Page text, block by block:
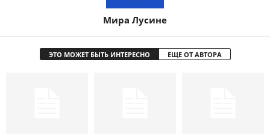
Мира Лусине
ЭТО МОЖЕТ БЫТЬ ИНТЕРЕСНО ЕЩЕ ОТ АВТОРА